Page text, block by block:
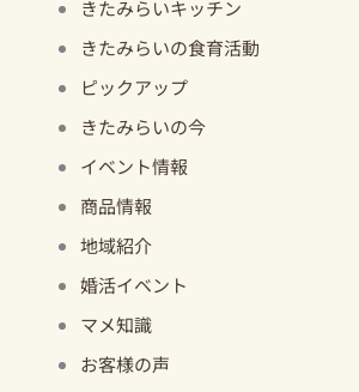
きたみらいキッチン
きたみらいの食育活動
ピックアップ
きたみらいの今
イベント情報
商品情報
地域紹介
婚活イベント
マメ知識
お客様の声